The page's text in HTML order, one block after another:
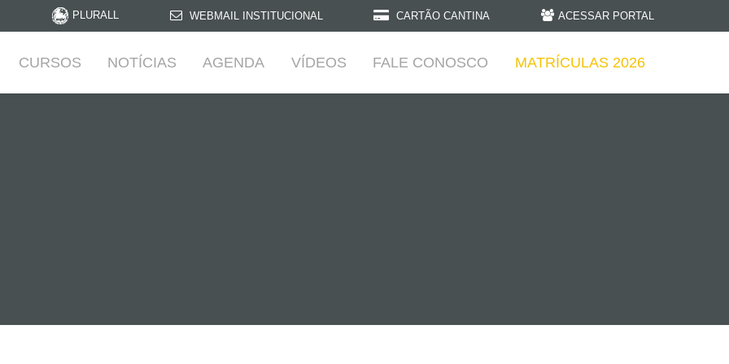
PLURALL WEBMAIL INSTITUCIONAL CARTÃO CANTINA ACESSAR PORTAL
CURSOS NOTÍCIAS AGENDA VÍDEOS FALE CONOSCO MATRÍCULAS 2026